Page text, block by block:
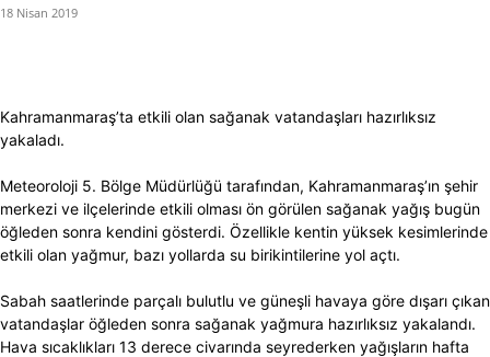
18 Nisan 2019
Kahramanmaraş’ta etkili olan sağanak vatandaşları hazırlıksız
yakaladı.
Meteoroloji 5. Bölge Müdürlüğü tarafından, Kahramanmaraş’ın şehir
merkezi ve ilçelerinde etkili olması ön görülen sağanak yağış bugün
öğleden sonra kendini gösterdi. Özellikle kentin yüksek kesimlerinde
etkili olan yağmur, bazı yollarda su birikintilerine yol açtı.
Sabah saatlerinde parçalı bulutlu ve güneşli havaya göre dışarı çıkan
vatandaşlar öğleden sonra sağanak yağmura hazırlıksız yakalandı.
Hava sıcaklıkları 13 derece civarında seyrederken yağışların hafta